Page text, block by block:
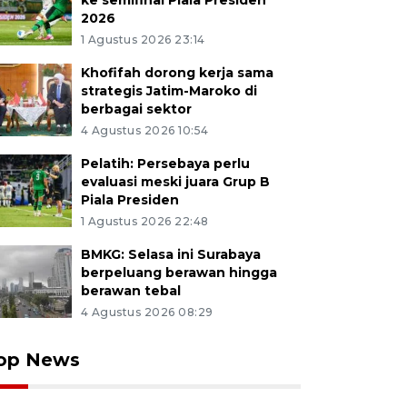
2026
1 Agustus 2026 23:14
Khofifah dorong kerja sama
strategis Jatim-Maroko di
berbagai sektor
4 Agustus 2026 10:54
Pelatih: Persebaya perlu
evaluasi meski juara Grup B
Piala Presiden
1 Agustus 2026 22:48
BMKG: Selasa ini Surabaya
berpeluang berawan hingga
berawan tebal
4 Agustus 2026 08:29
News